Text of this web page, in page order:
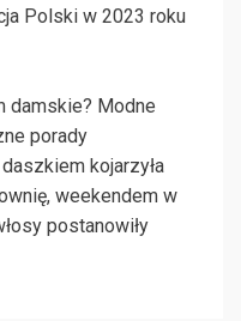
Polski w 2023 roku
damskie? Modne
porady
kojarzyła
weekendem w
postanowiły